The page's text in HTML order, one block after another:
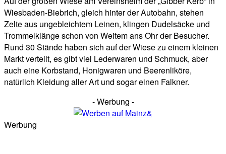
Wiesbaden-Biebrich, gleich hinter der Autobahn, stehen
Zelte aus ungebleichtem Leinen, klingen Dudelsäcke und
Trommelklänge schon von Weitem ans Ohr der Besucher.
Rund 30 Stände haben sich auf der Wiese zu einem kleinen
Markt verteilt, es gibt viel Lederwaren und Schmuck, aber
auch eine Korbstand, Honigwaren und Beerenliköre,
natürlich Kleidung aller Art und sogar einen Falkner.
- Werbung -
Werbung